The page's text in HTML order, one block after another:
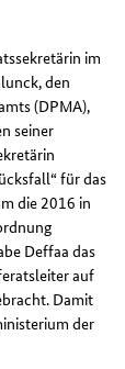
im
den
(DPMA),
seiner
für das
die 2016 in
Deffaa das
auf
Damit
der